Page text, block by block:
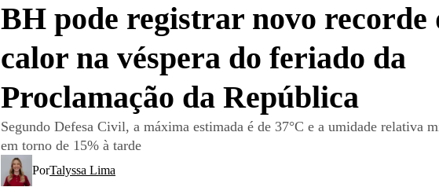
BH pode registrar novo recorde
calor na véspera do feriado da
Proclamação da República
Segundo Defesa Civil, a máxima estimada é de 37°C e a umidade relativa
em torno de 15% à tarde
PorTalyssa Lima